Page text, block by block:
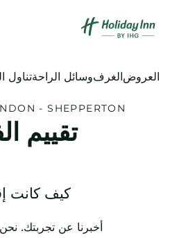
العروضالغرفوسائل الراحةتناول
- SHEPPERTON
تقييم
كيف كانت
أخبرنا عن تجربتك.